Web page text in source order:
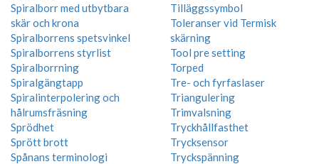
Spiralborr med utbytbara
skär och krona
Spiralborrens spetsvinkel
Spiralborrens styrlist
Spiralborrning
Spiralgängtapp
Spiralinterpolering och
hålrumsfräsning
Sprödhet
Sprött brott
Spånans terminologi
Tilläggssymbol
Toleranser vid Termisk
skärning
Tool pre setting
Torped
Tre- och fyrfaslaser
Triangulering
Trimvalsning
Tryckhållfasthet
Trycksensor
Tryckspänning